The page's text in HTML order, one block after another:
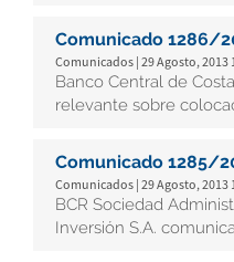
Comunicado 1286/
Comunicados | 29 Agosto, 2013
Banco Central de
relevante sobre
Comunicado 1285/
Comunicados | 29 Agosto, 2013
BCR Sociedad
Inversión S.A.